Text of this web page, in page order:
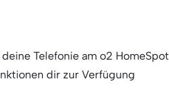
Telefonie am o2 HomeSpot
dir zur Verfügung